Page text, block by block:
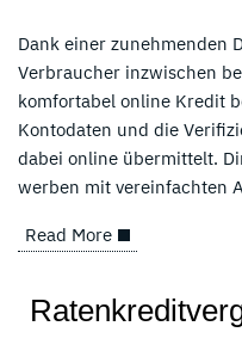
Dank einer zunehmenden
Verbraucher inzwischen
komfortabel online Kredit
Kontodaten und die
dabei online übermittelt.
werben mit vereinfachten
Read More